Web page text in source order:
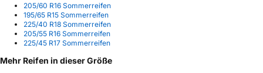
205/60 R16 Sommerreifen
195/65 R15 Sommerreifen
225/40 R18 Sommerreifen
205/55 R16 Sommerreifen
225/45 R17 Sommerreifen
Mehr Reifen in dieser Größe